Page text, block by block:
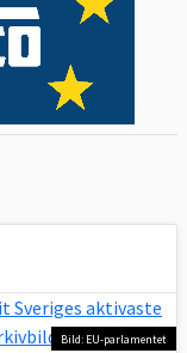
Bild: EU-parlamentet